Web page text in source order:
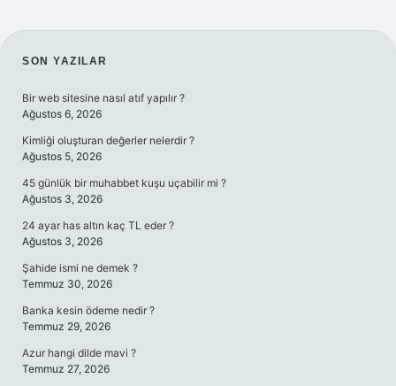
SIDEBAR
SON YAZILAR
Bir web sitesine nasıl atıf yapılır ?
Ağustos 6, 2026
Kimliği oluşturan değerler nelerdir ?
Ağustos 5, 2026
45 günlük bir muhabbet kuşu uçabilir mi ?
Ağustos 3, 2026
24 ayar has altın kaç TL eder ?
Ağustos 3, 2026
Şahide ismi ne demek ?
Temmuz 30, 2026
Banka kesin ödeme nedir ?
Temmuz 29, 2026
Azur hangi dilde mavi ?
Temmuz 27, 2026